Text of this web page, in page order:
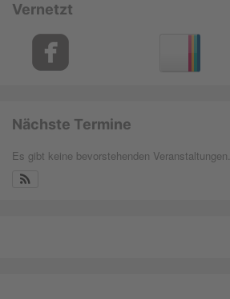
Vernetzt
Nächste Termine
Es gibt keine bevorstehenden Veranstaltungen.